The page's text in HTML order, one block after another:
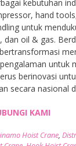
kebutuhan
hand
untuk
oil & gas.
untuk
berinovasi
secara nasional
KAMI
Hoist Crane,